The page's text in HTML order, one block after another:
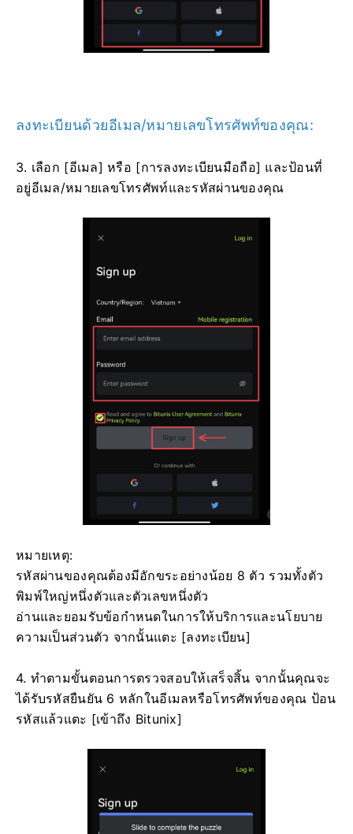
ลงทะเบียนด้วยอีเมล/หมายเลขโทรศัพท์ของคุณ:
3. เลือก [อีเมล] หรือ [การลงทะเบียนมือถือ] และป้อนที่
อยู่อีเมล/หมายเลขโทรศัพท์และรหัสผ่านของคุณ
หมายเหตุ:
รหัสผ่านของคุณต้องมีอักขระอย่างน้อย 8 ตัว รวมทั้งตัว
พิมพ์ใหญ่หนึ่งตัวและตัวเลขหนึ่งตัว
อ่านและยอมรับข้อกำหนดในการให้บริการและนโยบาย
ความเป็นส่วนตัว จากนั้นแตะ [ลงทะเบียน]
4. ทำตามขั้นตอนการตรวจสอบให้เสร็จสิ้น จากนั้นคุณจะ
ได้รับรหัสยืนยัน 6 หลักในอีเมลหรือโทรศัพท์ของคุณ ป้อน
รหัสแล้วแตะ [เข้าถึง Bitunix]